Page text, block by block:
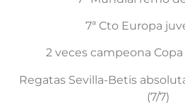
7ª Cto Europa
2 veces campeona
Regatas Sevilla-Betis
(7/7)